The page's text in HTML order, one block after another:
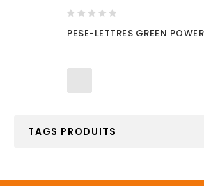
out
PESE-LETTRES GREEN
TAGS PRODUITS